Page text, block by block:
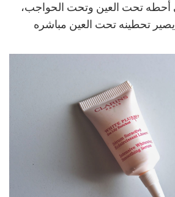
أحطه تحت العين وتحت الحواجب،
تحطينه تحت العين مباشره